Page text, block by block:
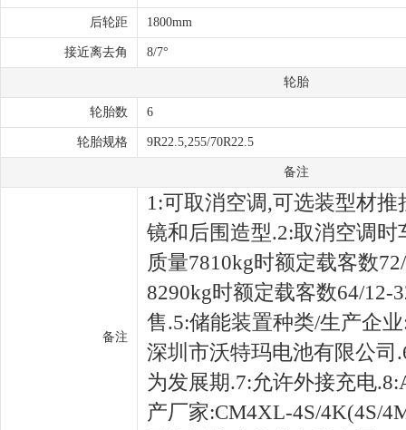
后轮距 1800mm
接近离去角 8/7°
轮胎
轮胎数 6
轮胎规格 9R22.5,255/70R22.5
备注
备注
1:可取消空调,可选装型材
镜和后围造型.2:取消空调时
质量7810kg时额定载客数
8290kg时额定载客数64/12-
售.5:储能装置种类/生产企
深圳市沃特玛电池有限公司
为发展期.7:允许外接充电
产厂家:CM4XL-4S/4K(4S/